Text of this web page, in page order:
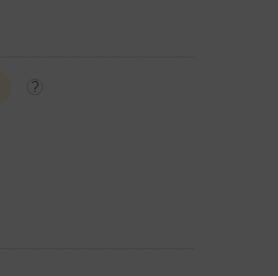
?